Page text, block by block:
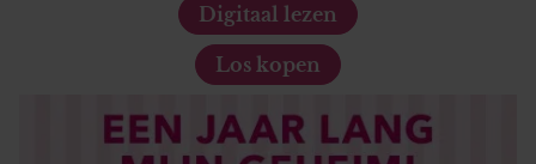
Digitaal lezen
Los kopen